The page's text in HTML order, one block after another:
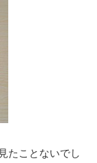
たことないでし